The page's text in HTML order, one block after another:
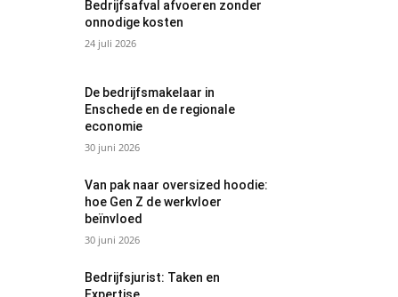
Bedrijfsafval afvoeren zonder
onnodige kosten
24 juli 2026
De bedrijfsmakelaar in
Enschede en de regionale
economie
30 juni 2026
Van pak naar oversized hoodie:
hoe Gen Z de werkvloer
beïnvloed
30 juni 2026
Bedrijfsjurist: Taken en